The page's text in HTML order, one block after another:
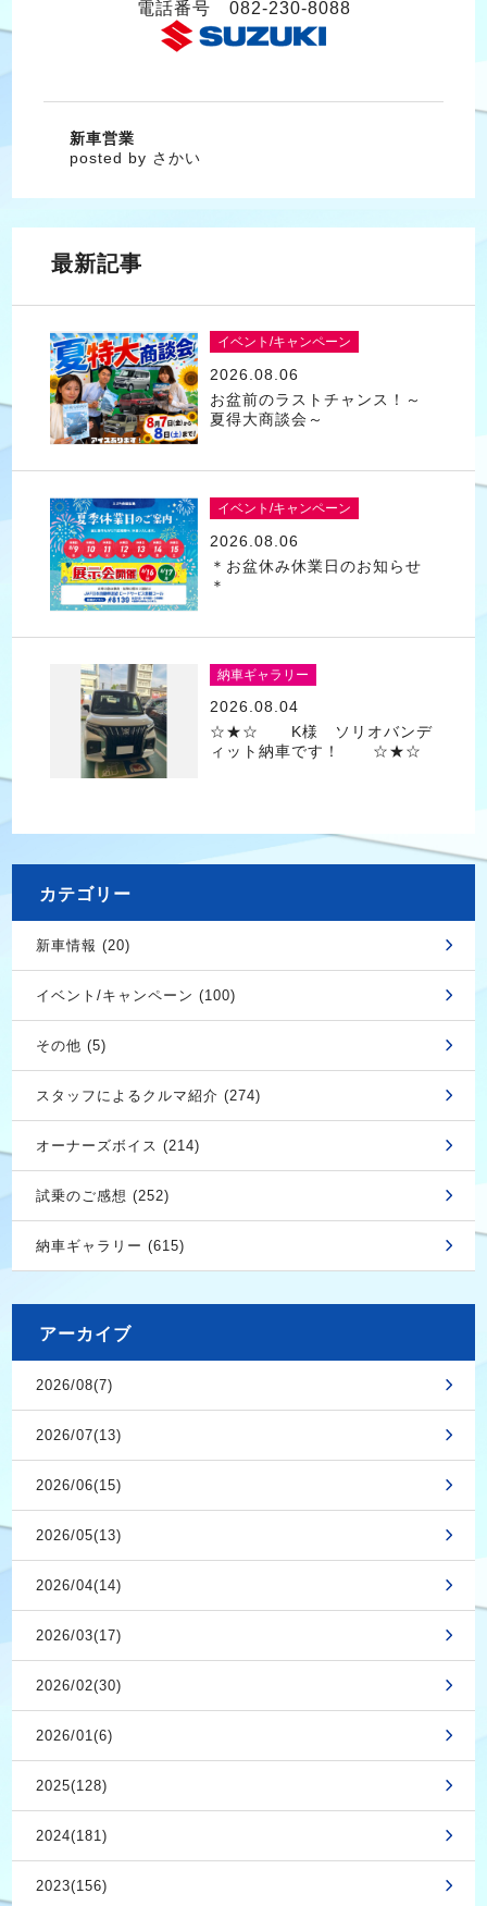
電話番号 082-230-8088
新車営業
posted by さかい
最新記事
イベント/キャンペーン
2026.08.06
お盆前のラストチャンス！～
夏得大商談会～
イベント/キャンペーン
2026.08.06
＊お盆休み休業日のお知らせ
＊
納車ギャラリー
2026.08.04
☆★☆ K様 ソリオバンデ
ィット納車です！ ☆★☆
カテゴリー
新車情報 (20)
イベント/キャンペーン (100)
その他 (5)
スタッフによるクルマ紹介 (274)
オーナーズボイス (214)
試乗のご感想 (252)
納車ギャラリー (615)
アーカイブ
2026/08(7)
2026/07(13)
2026/06(15)
2026/05(13)
2026/04(14)
2026/03(17)
2026/02(30)
2026/01(6)
2025(128)
2024(181)
2023(156)